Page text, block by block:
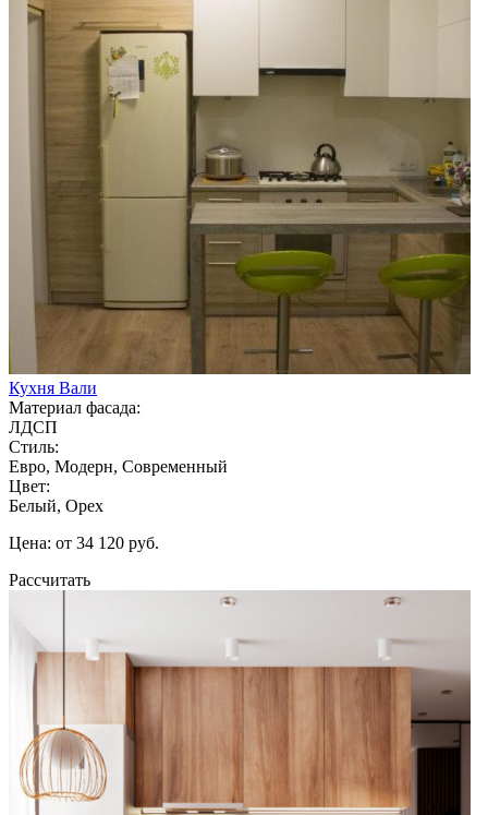
Кухня Вали
Материал фасада:
ЛДСП
Стиль:
Евро, Модерн, Современный
Цвет:
Белый, Орех
Цена: от 34 120 руб.
Рассчитать